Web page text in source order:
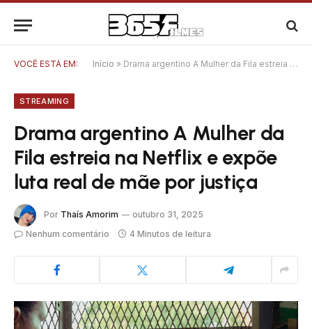
VOCÊ ESTÁ EM: Início » Drama argentino A Mulher da Fila estreia na Netflix e expõe luta real de mãe por justiça
STREAMING
Drama argentino A Mulher da
Fila estreia na Netflix e expõe
luta real de mãe por justiça
Por Thaís Amorim
outubro 31, 2025
Nenhum comentário
4 Minutos de leitura